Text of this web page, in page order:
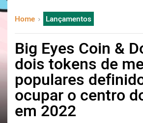
deutsch
中文
русский
한국어
العربية
ไทย
Home Lançamentos
Big Eyes Coin &
dois tokens de
populares
ocupar o centro
em 2022